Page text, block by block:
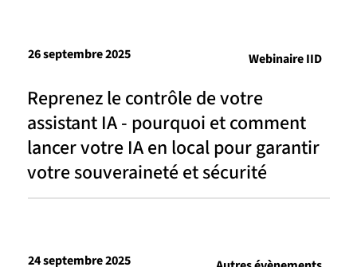
Reprenez le contrôle de votre
assistant IA - pourquoi et comment
lancer votre IA en local pour garantir
votre souveraineté et sécurité
26 septembre 2025 Webinaire IID
24 septembre 2025